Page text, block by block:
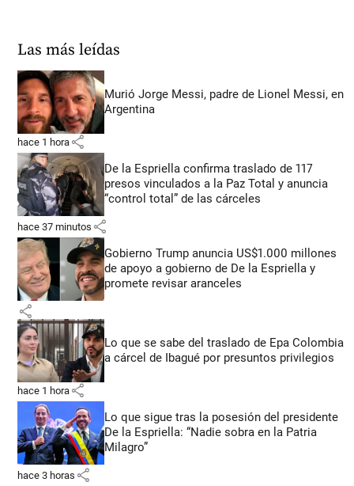
Las más leídas
Murió Jorge Messi, padre de Lionel Messi, en
Argentina
hace 1 hora share
De la Espriella confirma traslado de 117
presos vinculados a la Paz Total y anuncia
“control total” de las cárceles
hace 37 minutos share
Gobierno Trump anuncia US$1.000 millones
de apoyo a gobierno de De la Espriella y
promete revisar aranceles
share
Lo que se sabe del traslado de Epa Colombia
a cárcel de Ibagué por presuntos privilegios
hace 1 hora share
Lo que sigue tras la posesión del presidente
De la Espriella: “Nadie sobra en la Patria
Milagro”
hace 3 horas share